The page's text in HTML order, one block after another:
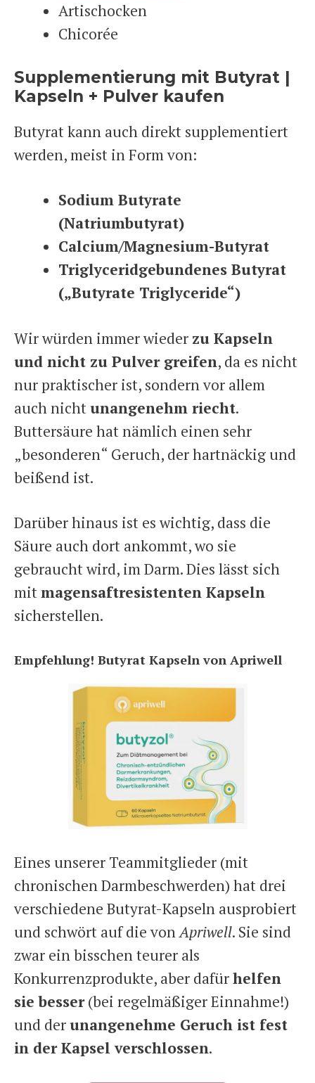
Artischocken
Chicorée
Supplementierung mit Butyrat |
Kapseln + Pulver kaufen
Butyrat kann auch direkt supplementiert
werden, meist in Form von:
Sodium Butyrate
(Natriumbutyrat)
Calcium/Magnesium-Butyrat
Triglyceridgebundenes Butyrat
(„Butyrate Triglyceride“)
Wir würden immer wieder zu Kapseln
und nicht zu Pulver greifen, da es nicht
nur praktischer ist, sondern vor allem
auch nichtunangenehm riecht.
Buttersäure hat nämlich einen sehr
„besonderen“ Geruch, der hartnäckig und
beißend ist.
Darüber hinaus ist es wichtig, dass die
Säure auch dort ankommt, wo sie
gebraucht wird, im Darm. Dies lässt sich
mitmagensaftresistenten Kapseln
sicherstellen.
Empfehlung! Butyrat Kapseln von Apriwell
Eines unserer Teammitglieder (mit
chronischen Darmbeschwerden) hat drei
verschiedene Butyrat-Kapseln ausprobiert
und schwört auf die vonApriwell. Sie sind
zwar ein bisschen teurer als
Konkurrenzprodukte, aber dafürhelfen
sie besser(bei regelmäßiger Einnahme!)
und derunangenehme Geruch ist fest
in der Kapsel verschlossen.